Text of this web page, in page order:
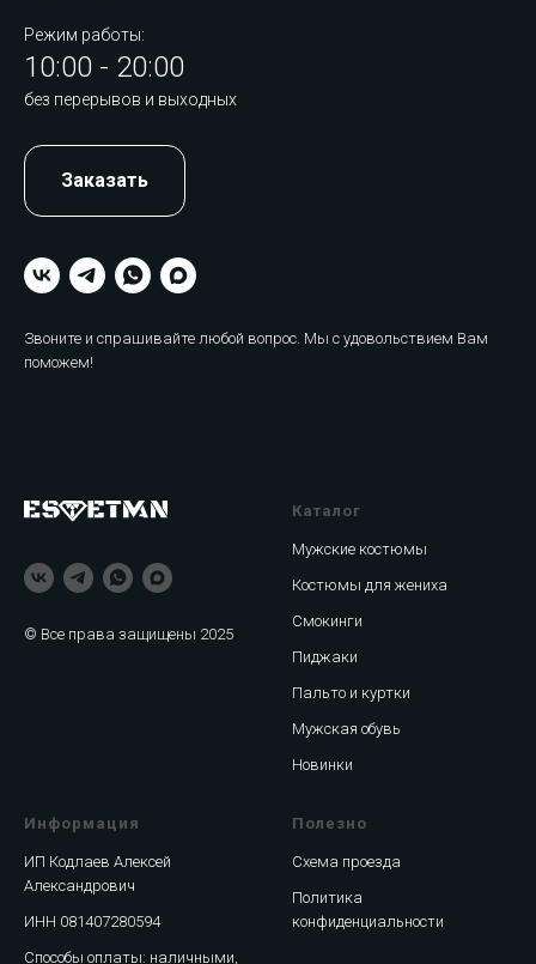
Режим работы:
10:00 - 20:00
без перерывов и выходных
Заказать
Звоните и спрашивайте любой вопрос. Мы с удовольствием Вам
поможем!
© Все права защищены 2025
Каталог
Мужские костюмы
Костюмы для жениха
Смокинги
Пиджаки
Пальто и куртки
Мужская обувь
Новинки
Информация
ИП Кодлаев Алексей
Александрович
ИНН 081407280594
Способы оплаты: наличными,
Полезно
Схема проезда
Политика
конфиденциальности